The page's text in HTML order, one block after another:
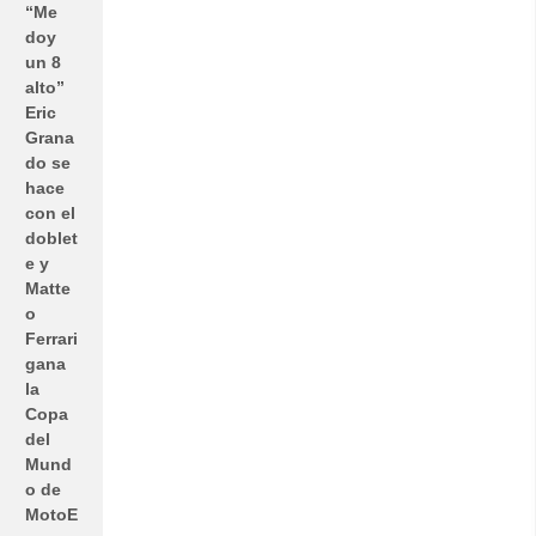
“Me
doy
un 8
alto”
Eric
Grana
do se
hace
con el
doblet
e y
Matte
o
Ferrari
gana
la
Copa
del
Mund
o de
MotoE